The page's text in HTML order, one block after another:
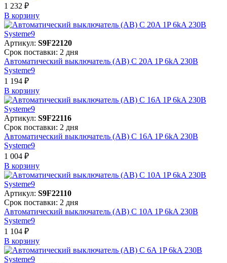
1 232 ₽
В корзинy
Артикул: S9F22120
Срок поставки: 2 дня
Автоматический выключатель (АВ) C 20A 1P 6kA 230В
Systeme9
1 194 ₽
В корзинy
Артикул: S9F22116
Срок поставки: 2 дня
Автоматический выключатель (АВ) C 16A 1P 6kA 230В
Systeme9
1 004 ₽
В корзинy
Артикул: S9F22110
Срок поставки: 2 дня
Автоматический выключатель (АВ) C 10A 1P 6kA 230В
Systeme9
1 104 ₽
В корзинy